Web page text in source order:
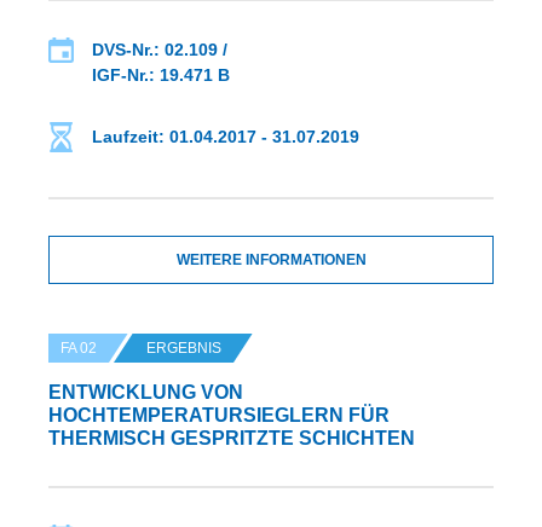
DVS-Nr.: 02.109 /
IGF-Nr.: 19.471 B
Laufzeit: 01.04.2017 - 31.07.2019
WEITERE INFORMATIONEN
FA 02 ERGEBNIS
ENTWICKLUNG VON
HOCHTEMPERATURSIEGLERN FÜR
THERMISCH GESPRITZTE SCHICHTEN